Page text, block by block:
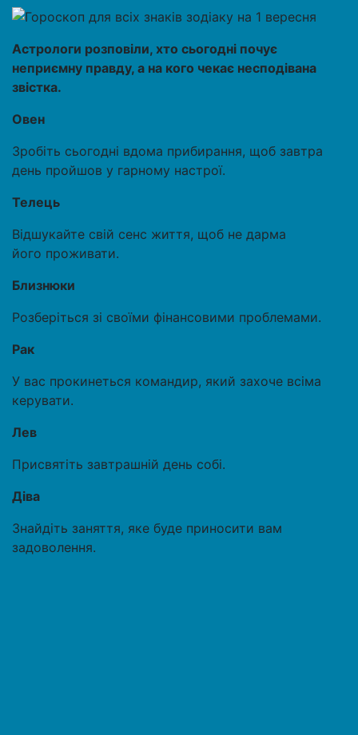
Астрологи розповіли, хто сьогодні почує
неприємну правду, а на кого чекає несподівана
звістка.
Овен
Зробіть сьогодні вдома прибирання, щоб завтра
день пройшов у гарному настрої.
Телець
Відшукайте свій сенс життя, щоб не дарма
його проживати.
Близнюки
Розберіться зі своїми фінансовими проблемами.
Рак
У вас прокинеться командир, який захоче всіма
керувати.
Лев
Присвятіть завтрашній день собі.
Діва
Знайдіть заняття, яке буде приносити вам
задоволення.